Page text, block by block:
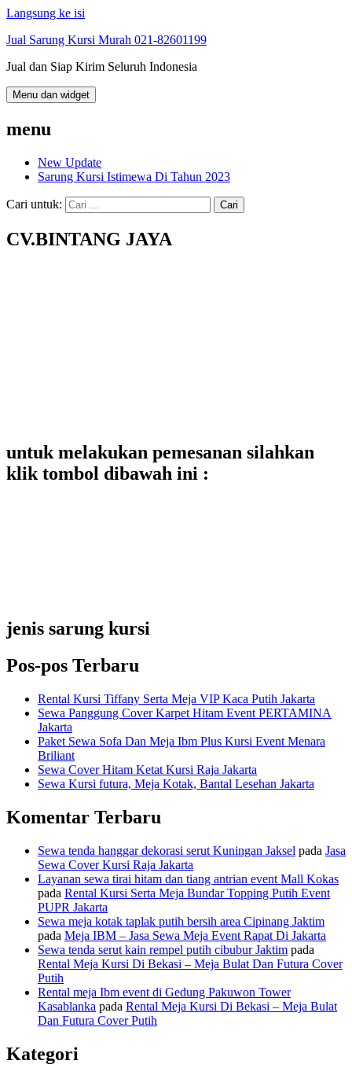
Langsung ke isi
Jual Sarung Kursi Murah 021-82601199
Jual dan Siap Kirim Seluruh Indonesia
Menu dan widget
menu
New Update
Sarung Kursi Istimewa Di Tahun 2023
Cari untuk:
CV.BINTANG JAYA
untuk melakukan pemesanan silahkan
klik tombol dibawah ini :
jenis sarung kursi
Pos-pos Terbaru
Rental Kursi Tiffany Serta Meja VIP Kaca Putih Jakarta
Sewa Panggung Cover Karpet Hitam Event PERTAMINA
Jakarta
Paket Sewa Sofa Dan Meja Ibm Plus Kursi Event Menara
Briliant
Sewa Cover Hitam Ketat Kursi Raja Jakarta
Sewa Kursi futura, Meja Kotak, Bantal Lesehan Jakarta
Komentar Terbaru
Sewa tenda hanggar dekorasi serut Kuningan Jaksel pada Jasa
Sewa Cover Kursi Raja Jakarta
Layanan sewa tirai hitam dan tiang antrian event Mall Kokas
pada Rental Kursi Serta Meja Bundar Topping Putih Event
PUPR Jakarta
Sewa meja kotak taplak putih bersih area Cipinang Jaktim
pada Meja IBM – Jasa Sewa Meja Event Rapat Di Jakarta
Sewa tenda serut kain rempel putih cibubur Jaktim pada
Rental Meja Kursi Di Bekasi – Meja Bulat Dan Futura Cover
Putih
Rental meja Ibm event di Gedung Pakuwon Tower
Kasablanka pada Rental Meja Kursi Di Bekasi – Meja Bulat
Dan Futura Cover Putih
Kategori